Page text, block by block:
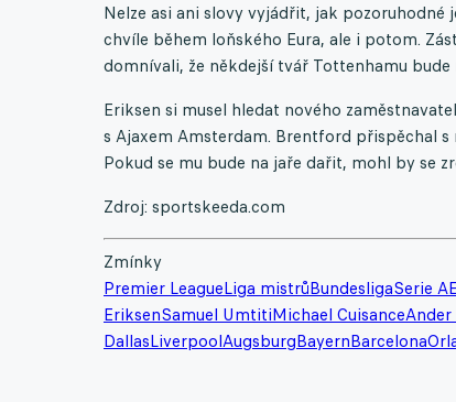
Nelze asi ani slovy vyjádřit, jak
chvíle během loňského Eura, ale i potom.
domnívali, že někdejší tvář Tottenhamu
Eriksen si musel hledat nového
s Ajaxem Amsterdam. Brentford přispěchal
Pokud se mu bude na jaře dařit, mohl by se
Zdroj: sportskeeda.com
Zmínky
Premier LeagueLiga mistrůBundesligaSerie A
EriksenSamuel UmtitiMichael Cuisance
DallasLiverpoolAugsburgBayernBarcelona